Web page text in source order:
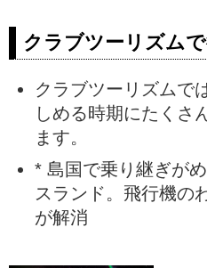
クラブツーリズム
クラブツーリズムで
しめる時期にたくさ
ます。
* 島国で乗り継ぎが
スランド。飛行機の
が解消